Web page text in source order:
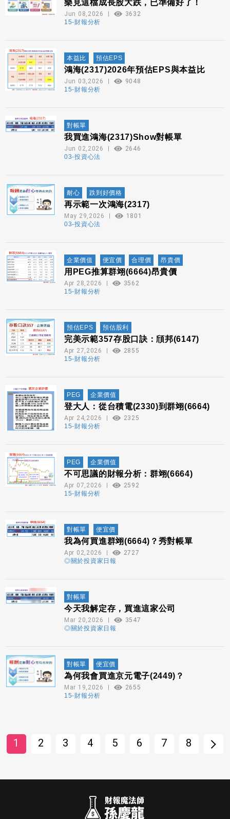
樂見這檔成長股大跌，已準備好了！
Jun 08,2026
3632
15-財報分析
本益比 預估EPS
鴻海(2317)2026年預估EPS與本益比
Jun 03,2026
9048
15-財報分析
對帳單
我買進鴻海(2317)Show對帳單
Jun 02,2026
2646
03-投資心法
耐心 跌到好價格
再示範一次鴻海(2317)
May 29,2026
1801
03-投資心法
企業價值 便宜價 合理價 昂貴價
用PEG推算群翊(6664)昂貴價
Apr 28,2026
3562
15-財報分析
預估EPS 預估股利
完美示範357存股口訣：頎邦(6147)
Apr 27,2026
2855
15-財報分析
PEG 企業價值
登大人：從台積電(2330)到群翊(6664)
Apr 24,2026
2325
15-財報分析
PEG 企業價值
不可思議的財報分析：群翊(6664)
Apr 07,2026
2592
15-財報分析
對帳單 便宜價
我為何買進群翊(6664)？秀對帳單
Apr 02,2026
2727
◎關於投資家日報
對帳單
今天我解定存，買進這家公司
Mar 20,2026
3547
◎關於投資家日報
對帳單 便宜價
為何我會買進京元電子(2449)？
Mar 19,2026
2655
15-財報分析
1 2 3 4 5 6 7 8